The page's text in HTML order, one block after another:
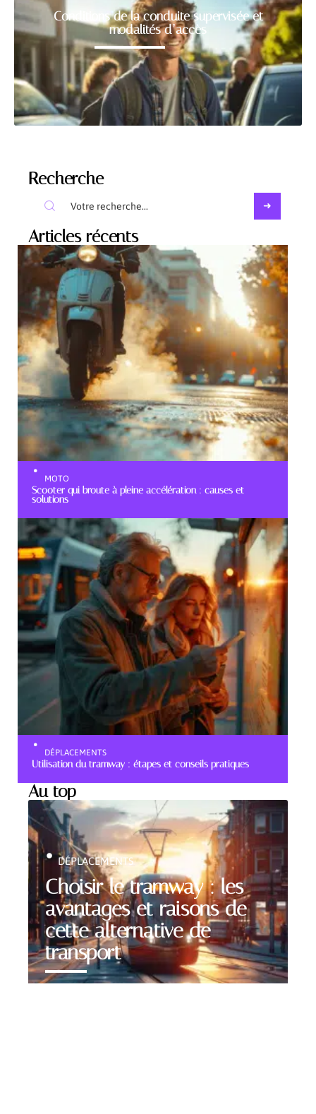
Conditions de la conduite supervisée et
modalités d’accès
Recherche
Articles récents
MOTO
Scooter qui broute à pleine accélération : causes et
solutions
DÉPLACEMENTS
Utilisation du tramway : étapes et conseils pratiques
Au top
Choisir le tramway : les
avantages et raisons de
cette alternative de
transport
DÉPLACEMENTS